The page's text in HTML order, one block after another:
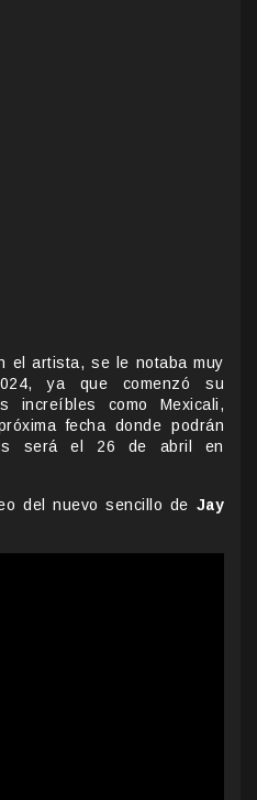
el artista, se le notaba muy
ya que comenzó su
increíbles como Mexicali,
fecha donde podrán
será el 26 de abril en
del nuevo sencillo de Jay